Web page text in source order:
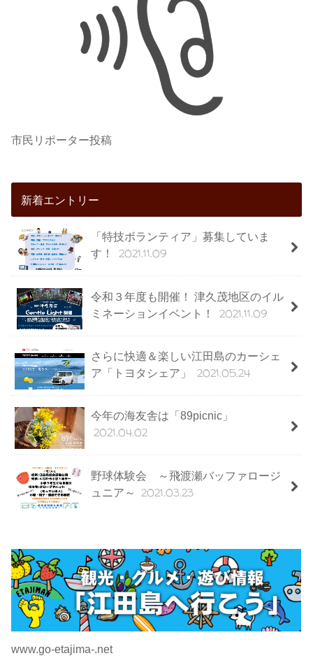
市民リポーター投稿
新着エントリー
「特技ボランティア」募集していま
す！
2021.11.09
令和３年度も開催！ 津久茂地区のイル
ミネーションイベント！
2021.11.09
さらに快適＆楽しい江田島のカーシェ
ア「トヨタシェア」
2021.05.24
今年の海友舎は「89picnic」
2021.04.02
野球体験会 ～飛渡瀬バッファロージ
ュニア～
2021.03.23
www.go-etajima-.net